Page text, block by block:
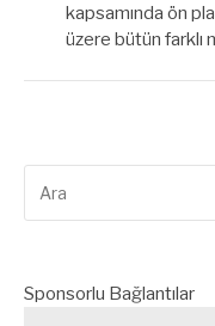
kapsamında ön
üzere bütün
yap:
Sponsorlu Bağlantılar